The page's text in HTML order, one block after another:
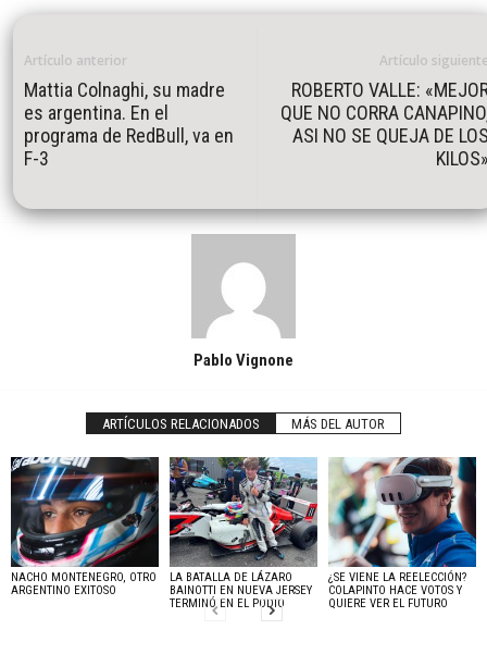
Artículo anterior
Mattia Colnaghi, su madre
es argentina. En el
programa de RedBull, va en
F-3
Artículo
ROBERTO VALLE:
QUE NO CORRA
ASI NO SE QUEJA DE
Pablo Vignone
ARTÍCULOS RELACIONADOS MÁS DEL AUTOR
NACHO MONTENEGRO, OTRO
ARGENTINO EXITOSO
LA BATALLA DE LÁZARO
BAINOTTI EN NUEVA JERSEY
TERMINÓ EN EL PODIO
¿SE VIENE LA REELECCIÓN?
COLAPINTO HACE VOTOS Y
QUIERE VER EL FUTURO